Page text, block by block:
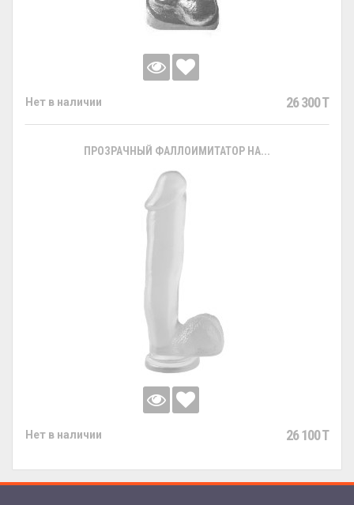
Нет в наличии 26 300 T
ПРОЗРАЧНЫЙ ФАЛЛОИМИТАТОР НА...
Нет в наличии 26 100 T